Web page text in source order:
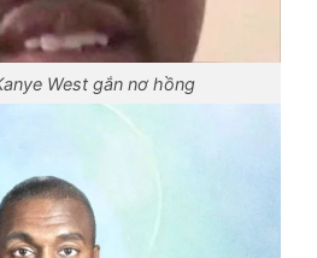
West gắn nơ hồng